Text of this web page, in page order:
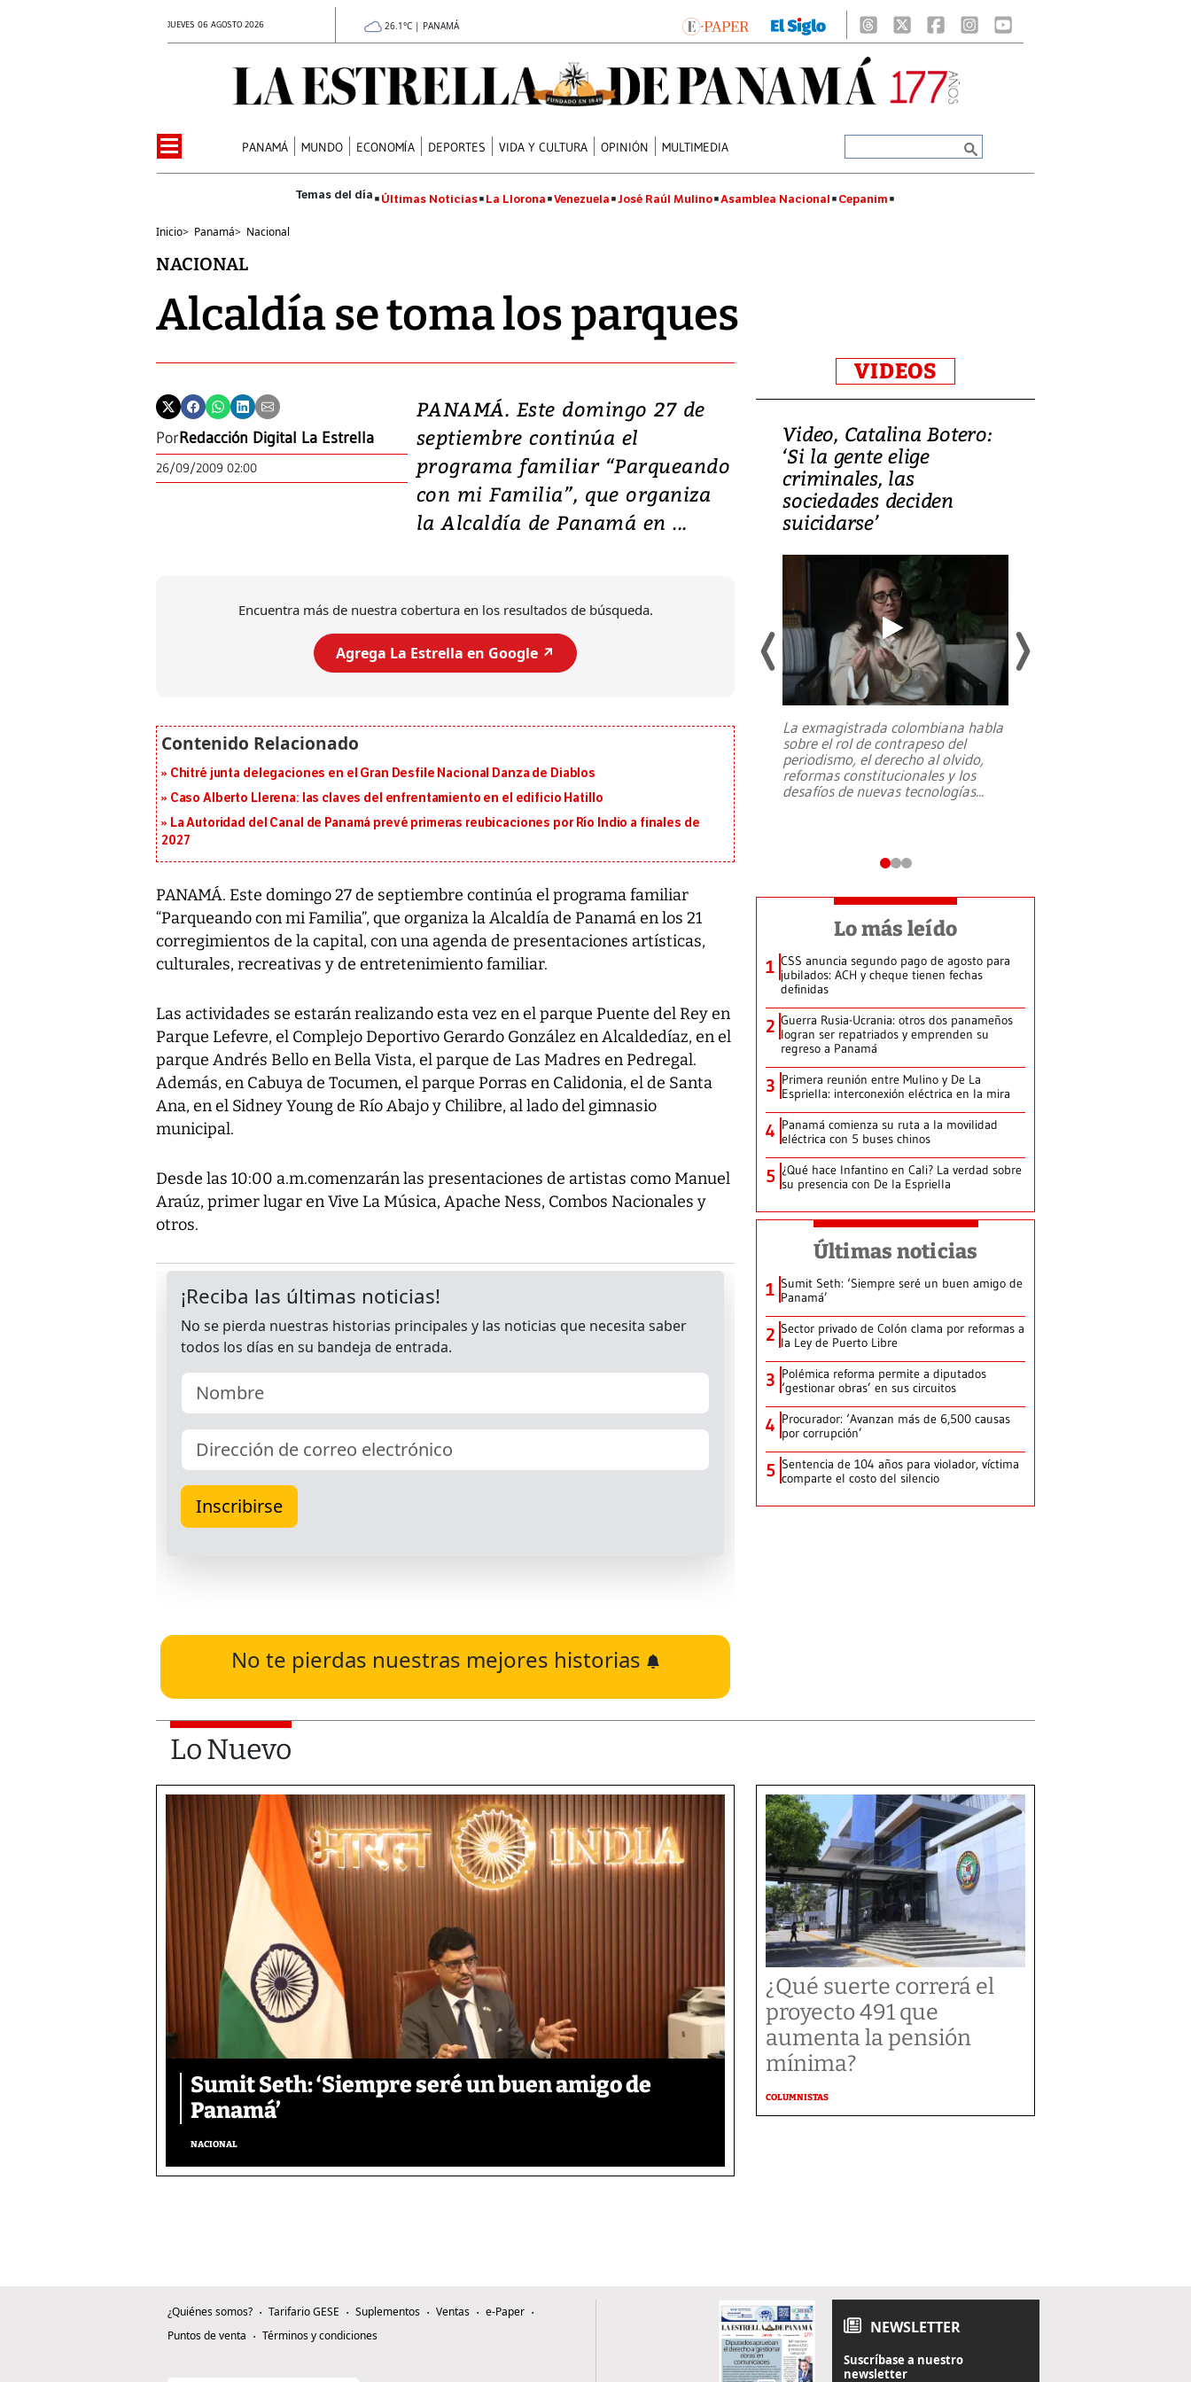
JUEVES 06 AGOSTO 2026 26.1°C | PANAMÁ
PANAMÁ MUNDO ECONOMÍA DEPORTES VIDA Y CULTURA OPINIÓN MULTIMEDIA
Últimas Noticias La Llorona Venezuela José Raúl Mulino Asamblea Nacional Cepanim
Inicio> Panamá> Nacional
NACIONAL
Alcaldía se toma los parques
PorRedacción Digital La Estrella
26/09/2009 02:00
PANAMÁ. Este domingo 27 de
septiembre continúa el
programa familiar “Parqueando
con mi Familia”, que organiza
la Alcaldía de Panamá en ...
Encuentra más de nuestra cobertura en los resultados de búsqueda.
Agrega La Estrella en Google ↗️
Chitré junta delegaciones en el Gran Desfile Nacional Danza de Diablos
Caso Alberto Llerena: las claves del enfrentamiento en el edificio Hatillo
La Autoridad del Canal de Panamá prevé primeras reubicaciones por Río Indio a finales de
2027
PANAMÁ. Este domingo 27 de septiembre continúa el programa familiar
“Parqueando con mi Familia”, que organiza la Alcaldía de Panamá en los 21
corregimientos de la capital, con una agenda de presentaciones artísticas,
culturales, recreativas y de entretenimiento familiar.
Las actividades se estarán realizando esta vez en el parque Puente del Rey en
Parque Lefevre, el Complejo Deportivo Gerardo González en Alcaldedíaz, en el
parque Andrés Bello en Bella Vista, el parque de Las Madres en Pedregal.
Además, en Cabuya de Tocumen, el parque Porras en Calidonia, el de Santa
Ana, en el Sidney Young de Río Abajo y Chilibre, al lado del gimnasio
municipal.
Desde las 10:00 a.m.comenzarán las presentaciones de artistas como Manuel
Araúz, primer lugar en Vive La Música, Apache Ness, Combos Nacionales y
otros.
No te pierdas nuestras mejores historias
VIDEOS
Video, Japón: Terremoto
deja heridos y graves
daños en Kumamoto
al sur de Japón, provocando una
Video, Catalina Botero:
‘Si la gente elige
criminales, las
sociedades deciden
suicidarse’
La exmagistrada colombiana habla
sobre el rol de contrapeso del
periodismo, el derecho al olvido,
reformas constitucionales y los
desafíos de nuevas tecnologías...
Lo más leído
1 CSS anuncia segundo pago de agosto para
jubilados: ACH y cheque tienen fechas
definidas
2 Guerra Rusia-Ucrania: otros dos panameños
logran ser repatriados y emprenden su
regreso a Panamá
3 Primera reunión entre Mulino y De La
Espriella: interconexión eléctrica en la mira
4 Panamá comienza su ruta a la movilidad
eléctrica con 5 buses chinos
5 ¿Qué hace Infantino en Cali? La verdad sobre
su presencia con De la Espriella
Últimas noticias
1 Sumit Seth: ‘Siempre seré un buen amigo de
Panamá’
2 Sector privado de Colón clama por reformas a
la Ley de Puerto Libre
3 Polémica reforma permite a diputados
‘gestionar obras’ en sus circuitos
4 Procurador: ‘Avanzan más de 6,500 causas
por corrupción’
5 Sentencia de 104 años para violador, víctima
comparte el costo del silencio
Lo Nuevo
Sumit Seth: ‘Siempre seré un buen amigo de
Panamá’
NACIONAL
¿Qué suerte correrá el
proyecto 491 que
aumenta la pensión
mínima?
COLUMNISTAS
¿Quiénes somos? Tarifario GESE Suplementos Ventas
e-Paper
Puntos de venta
Términos y condiciones NEWSLETTER
Suscríbase a nuestro
newsletter